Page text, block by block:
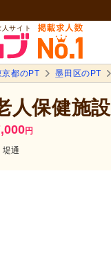
サイト
京都のPT 墨田区のPT
人保健施設
円
堤通